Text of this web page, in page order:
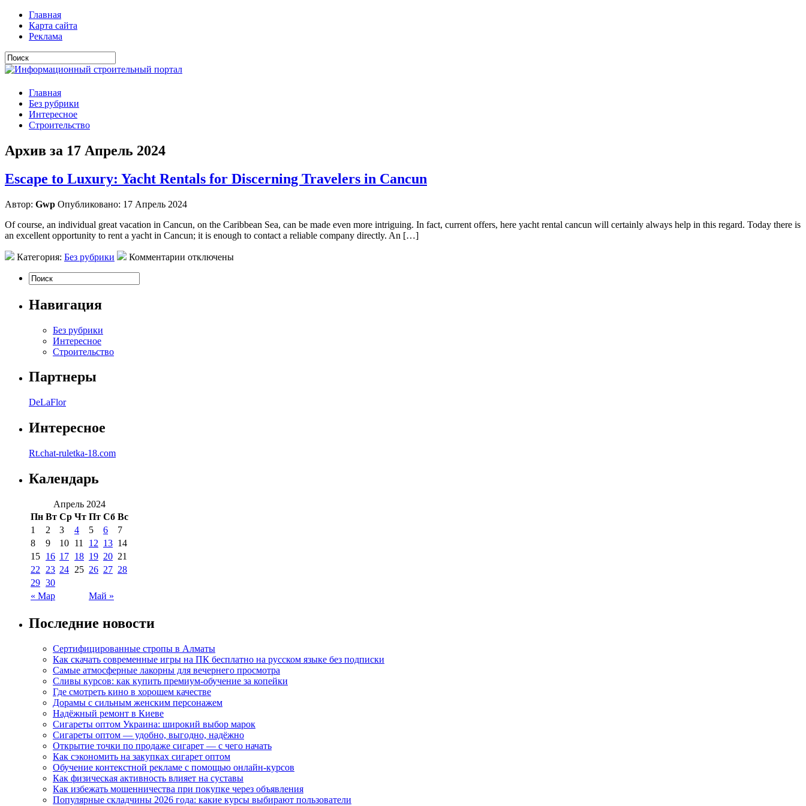
Главная
Карта сайта
Реклама
Главная
Без рубрики
Интересное
Строительство
Архив за 17 Апрель 2024
Escape to Luxury: Yacht Rentals for Discerning Travelers in Cancun
Автор: Gwp Опубликовано: 17 Апрель 2024
Of course, an individual great vacation in Cancun, on the Caribbean Sea, can be made even more intriguing. In fact, current offers, here yacht rental cancun will certainly always help in this regard. Today there is
an excellent opportunity to rent a yacht in Cancun; it is enough to contact a reliable company directly. An […]
Категория: Без рубрики Комментарии отключены
Навигация
Без рубрики
Интересное
Строительство
Партнеры
DeLaFlor
Интересное
Rt.chat-ruletka-18.com
Календарь
Апрель 2024
Пн Вт Ср Чт Пт Сб Вс
« Мар Май »
1 2 3 4 5 6
7
8
9 10 11 12 13 14
15 16 17 18 19 20 21
22
23 24 25 26 27 28
29 30
Последние новости
Сертифицированные стропы в Алматы
Как скачать современные игры на ПК бесплатно на русском языке без подписки
Самые атмосферные лакорны для вечернего просмотра
Сливы курсов: как купить премиум-обучение за копейки
Где смотреть кино в хорошем качестве
Дорамы с сильным женским персонажем
Надёжный ремонт в Киеве
Сигареты оптом Украина: широкий выбор марок
Сигареты оптом — удобно, выгодно, надёжно
Открытие точки по продаже сигарет — с чего начать
Как сэкономить на закупках сигарет оптом
Обучение контекстной рекламе с помощью онлайн-курсов
Как физическая активность влияет на суставы
Как избежать мошенничества при покупке через объявления
Популярные складчины 2026 года: какие курсы выбирают пользователи